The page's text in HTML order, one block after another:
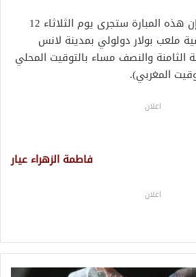
ووفقا لبلاغ الجامعة فإن هذه المبارة ستجرى يوم الثلاثاء 12
ملعب بولار دولولي بمدينة لانس
الثامنة والنصف مساء بالتوقيت المحلي
المغربي).
اعلان
فاطمة الزهراء عيار
اعلان